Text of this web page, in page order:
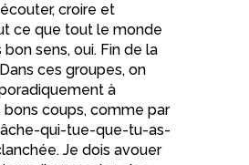
croire et
ce que tout le monde
bon sens, oui. Fin de la
ces groupes, on
à
bons coups, comme par
qui-tue-que-tu-as-
Je dois avouer